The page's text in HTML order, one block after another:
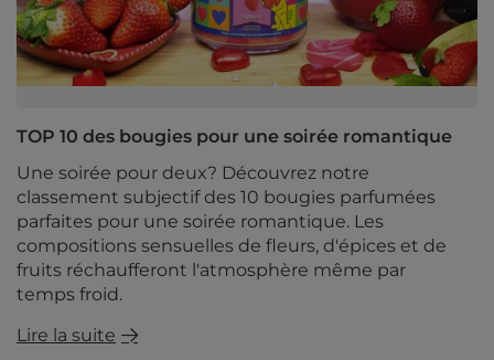
TOP 10 des bougies pour une soirée romantique
Une soirée pour deux? Découvrez notre
classement subjectif des 10 bougies parfumées
parfaites pour une soirée romantique. Les
compositions sensuelles de fleurs, d'épices et de
fruits réchaufferont l'atmosphère même par
temps froid.
Lire la suite